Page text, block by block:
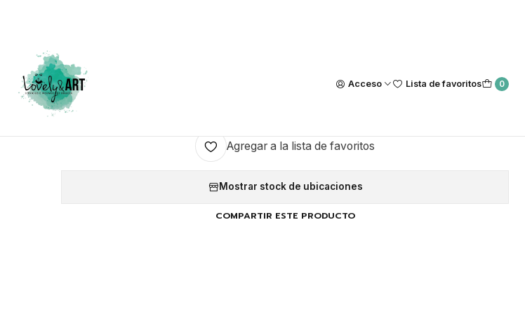
Acceso Lista de favoritos 0
Campo de Trabajo Multiuso Lila 50u
Cantidad
Agregar a la lista de favoritos
Mostrar stock de ubicaciones
COMPARTIR ESTE PRODUCTO